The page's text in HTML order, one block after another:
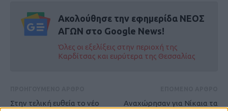
Ακολούθησε την εφημερίδα ΝΕΟΣ
ΑΓΩΝ στο Google News!
Όλες οι εξελίξεις στην περιοχή της
Καρδίτσας και ευρύτερα της Θεσσαλίας
Στην τελική ευθεία το νέο
Αναχώρησαν για Νίκαια τα